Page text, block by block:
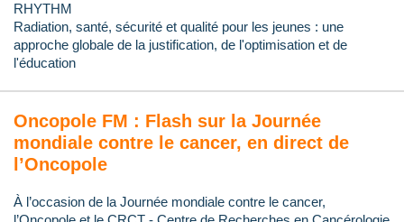
RHYTHM
Radiation, santé, sécurité et qualité pour les jeunes : une
approche globale de la justification, de l'optimisation et de
l'éducation
Oncopole FM : Flash sur la Journée
mondiale contre le cancer, en direct de
l’Oncopole
À l’occasion de la Journée mondiale contre le cancer,